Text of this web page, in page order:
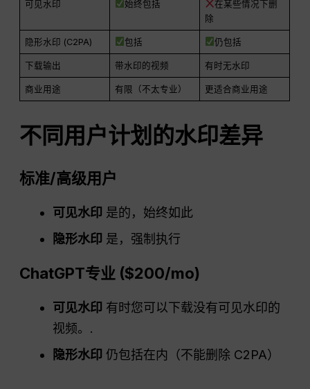
可见水印 始终包括
在某些情况下删
除
隐形水印 (C2PA) 包括 仍包括
下载输出 带水印的视频 有时无水印
商业用途 有限（不太专业） 更适合商业用途
不同用户计划的水印差异
标准/高级用户
可见水印 是的，始终如此
隐形水印 是，强制执行
ChatGPT专业 ($200/mo)
可见水印 有时您可以下载没有可见水印的
视频。.
隐形水印 仍包括在内（不能删除 C2PA）